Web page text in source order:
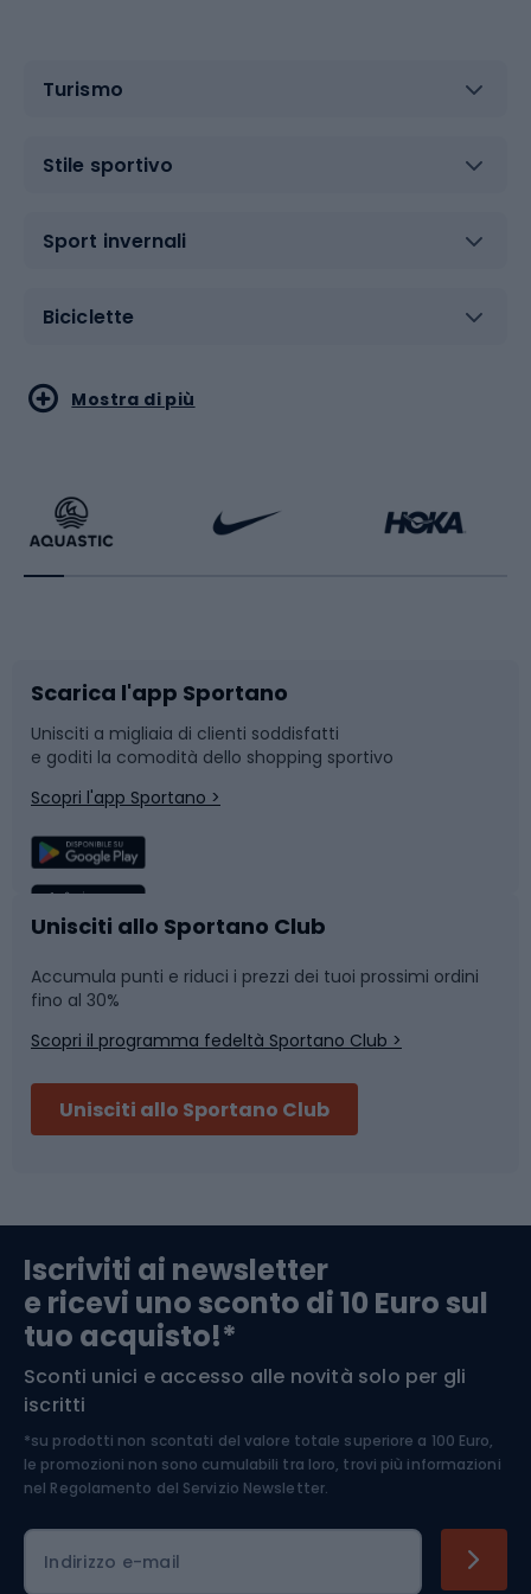
Turismo
Stile sportivo
Sport invernali
Biciclette
Sport acquatici
Bikepacking
Bushcraft
Corsa
Sport di squadra
Caschi da ciclismo
Skitouring
Abbigliamento da escursionismo
Sport di arti marziali
Sport con le racchette
Slitte e slittini
Snowboard
Camminata nordica
Nuoto
Pattinaggio
Componenti per biciclette
Arrampicata
Medicina dello sport
Abbigliamento ciclistico
Mostra di più
Scarica l'app Sportano
Unisciti a migliaia di clienti soddisfatti
e goditi la comodità dello shopping sportivo
Scopri l'app Sportano >
Unisciti allo Sportano Club
Accumula punti e riduci i prezzi dei tuoi prossimi ordini
fino al 30%
Scopri il programma fedeltà Sportano Club >
Unisciti allo Sportano Club
Iscriviti ai newsletter
e ricevi uno sconto di 10 Euro sul
tuo acquisto!*
Sconti unici e accesso alle novità solo per gli
iscritti
*su prodotti non scontati del valore totale superiore a 100 Euro,
le promozioni non sono cumulabili tra loro, trovi più informazioni
nel Regolamento del Servizio Newsletter.
Indirizzo e-mail